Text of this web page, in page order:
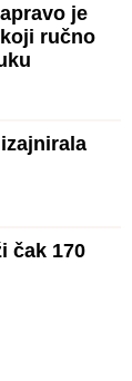
je
ručno
čak 170